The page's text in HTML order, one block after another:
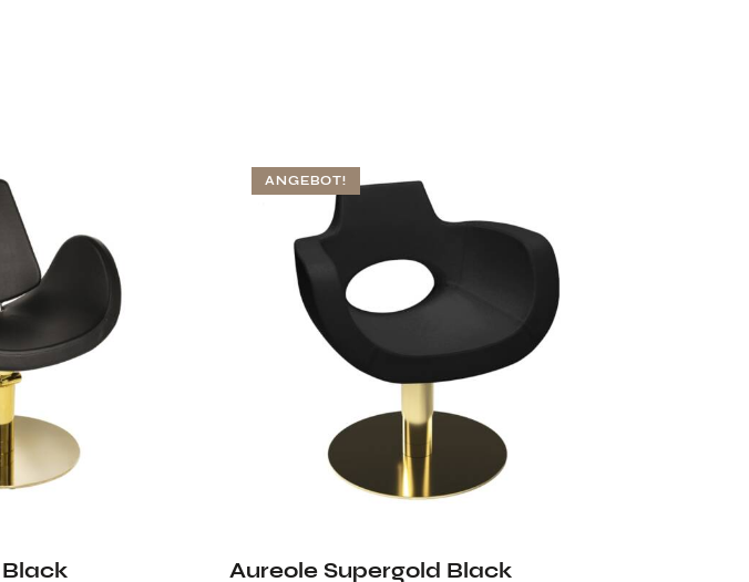
ANGEBOT!
Aureole Supergold Black